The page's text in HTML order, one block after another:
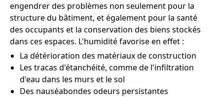
engendrer des problèmes non seulement pour la
structure du bâtiment, et également pour la santé
des occupants et la conservation des biens stockés
dans ces espaces. L'humidité favorise en effet :
La détérioration des matériaux de construction
Les tracas d'étanchéité, comme de l'infiltration
d'eau dans les murs et le sol
Des nauséabondes odeurs persistantes